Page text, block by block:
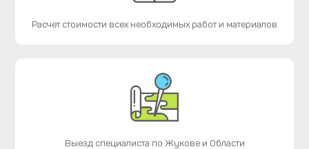
Расчет стоимости всех необходимых работ и материалов
Выезд специалиста по Жукове и Области